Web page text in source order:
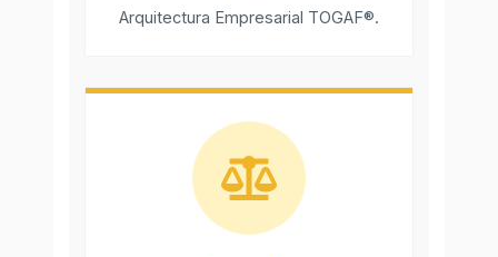
Arquitectura Empresarial TOGAF®.